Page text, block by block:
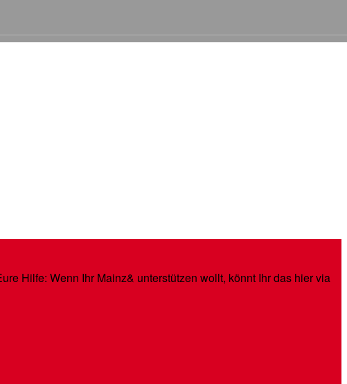
Hilfe: Wenn Ihr Mainz& unterstützen wollt, könnt Ihr das hier via